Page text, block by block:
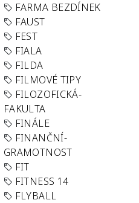
FARMA BEZDÍNEK
FAUST
FEST
FIALA
FILDA
FILMOVÉ TIPY
FILOZOFICKÁ-
FAKULTA
FINÁLE
FINANČNÍ-
GRAMOTNOST
FIT
FITNESS 14
FLYBALL